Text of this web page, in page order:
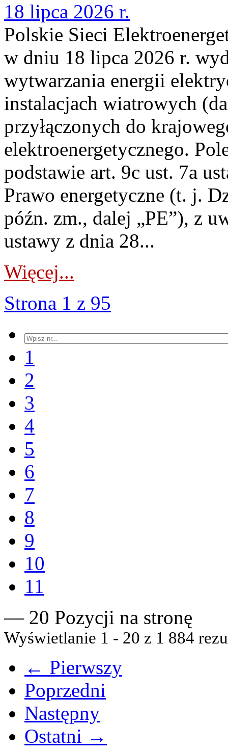
18 lipca 2026 r.
Polskie Sieci
w dniu 18 lipca 2026 r.
wytwarzania energii
instalacjach wiatrowych
przyłączonych do
elektroenergetycznego.
podstawie art. 9c ust. 7a
Prawo energetyczne (t. j.
późn. zm., dalej „PE”), z
ustawy z dnia 28...
Więcej...
Strona 1 z 95
1
2
3
4
5
6
7
8
9
10
11
— 20 Pozycji na stronę
Wyświetlanie 1 - 20 z 1 884
← Pierwszy
Poprzedni
Następny
Ostatni →